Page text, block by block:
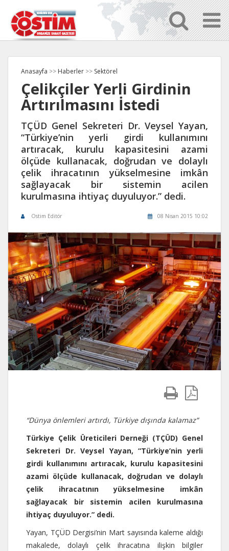
Anasayfa >> Haberler >> Sektörel
Çelikçiler Yerli Girdinin
Artırılmasını İstedi
TÇÜD Genel Sekreteri Dr. Veysel Yayan,
“Türkiye’nin yerli girdi kullanımını
artıracak, kurulu kapasitesini azami
ölçüde kullanacak, doğrudan ve dolaylı
çelik ihracatının yükselmesine imkân
sağlayacak bir sistemin acilen
kurulmasına ihtiyaç duyuluyor.” dedi.
Ostim Editör 08 Nisan 2015 10:02
“Dünya önlemleri artırdı, Türkiye dışında kalamaz”
Türkiye Çelik Üreticileri Derneği (TÇÜD) Genel
Sekreteri Dr. Veysel Yayan, “Türkiye’nin yerli
girdi kullanımını artıracak, kurulu kapasitesini
azami ölçüde kullanacak, doğrudan ve dolaylı
çelik ihracatının yükselmesine imkân
sağlayacak bir sistemin acilen kurulmasına
ihtiyaç duyuluyor.” dedi.
Yayan, TÇÜD Dergisi’nin Mart sayısında kaleme aldığı
makalede, dolaylı çelik ihracatına ilişkin bilgiler